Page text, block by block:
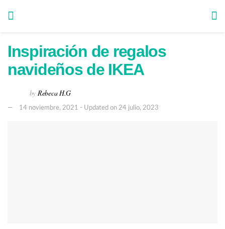
Inspiración de regalos
navideños de IKEA
by Rebeca H.G
14 noviembre, 2021 - Updated on 24 julio, 2023